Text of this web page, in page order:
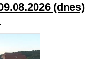
(dnes)